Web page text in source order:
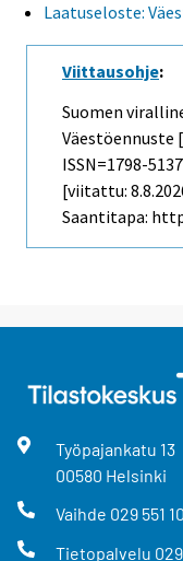
Laatuseloste:
Viittausohje:
Suomen
Väestöennuste
ISSN=1798-
[viitattu:
Saantitapa:
Työpajankatu 13
00580 Helsinki
Vaihde 029 551
Tietopalvelu